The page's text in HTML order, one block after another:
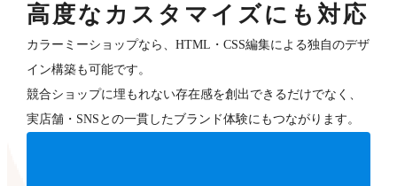
高度なカスタマイズにも対応
カラーミーショップなら、HTML・CSS編集による独自のデザ
イン構築も可能です。
競合ショップに埋もれない存在感を創出できるだけでなく、
実店舗・SNSとの一貫したブランド体験にもつながります。